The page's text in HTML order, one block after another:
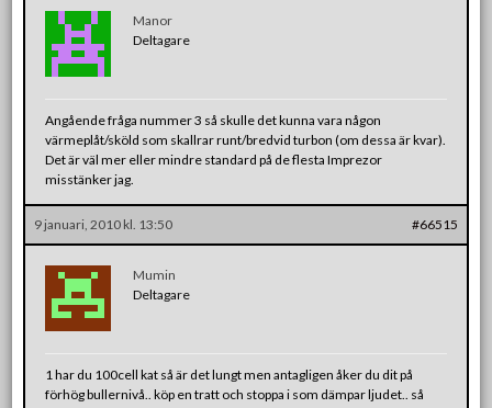
Manor
Deltagare
Angående fråga nummer 3 så skulle det kunna vara någon
värmeplåt/sköld som skallrar runt/bredvid turbon (om dessa är kvar).
Det är väl mer eller mindre standard på de flesta Imprezor
misstänker jag.
9 januari, 2010 kl. 13:50 #66515
Mumin
Deltagare
1 har du 100cell kat så är det lungt men antagligen åker du dit på
förhög bullernivå.. köp en tratt och stoppa i som dämpar ljudet.. så